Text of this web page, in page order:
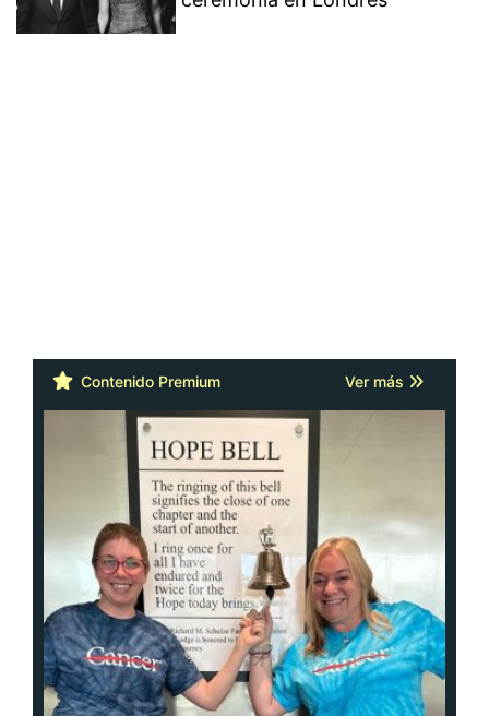
Contenido Premium Ver más